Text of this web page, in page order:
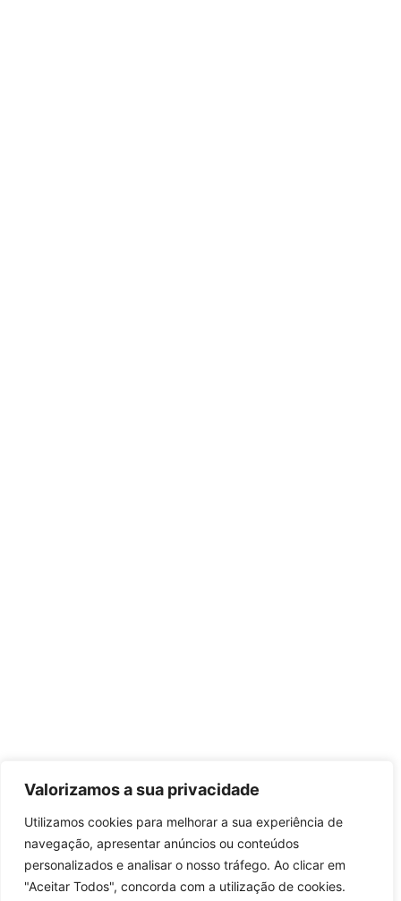
Valorizamos a sua privacidade
Utilizamos cookies para melhorar a sua experiência de
navegação, apresentar anúncios ou conteúdos
personalizados e analisar o nosso tráfego. Ao clicar em
"Aceitar Todos", concorda com a utilização de cookies.